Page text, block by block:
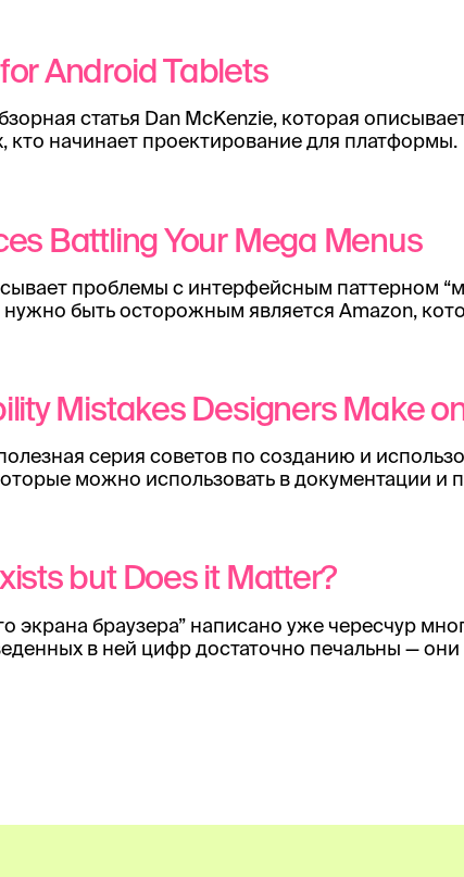
Android Tablets
статья Dan McKenzie, которая
кто начинает проектирование для платформы.
Battling Your Mega Menus
проблемы с интерфейсным паттерном
быть осторожным является Amazon,
Mistakes Designers Make
серия советов по созданию и
можно использовать в документации и
but Does it Matter?
экрана браузера” написано уже чересчур
в ней цифр достаточно печальны —